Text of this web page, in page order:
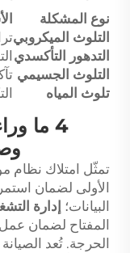
نوع المشكلة
التلوث الميكروبي
التدهور التأكسدي
التلوث الجسيمي
تلوث المياه
4 ما
تمثّل امتلاك نظام
الأولى لضمان
البيانات؛ إدارة
المفتاح لضمان
الحرجة. تُعد